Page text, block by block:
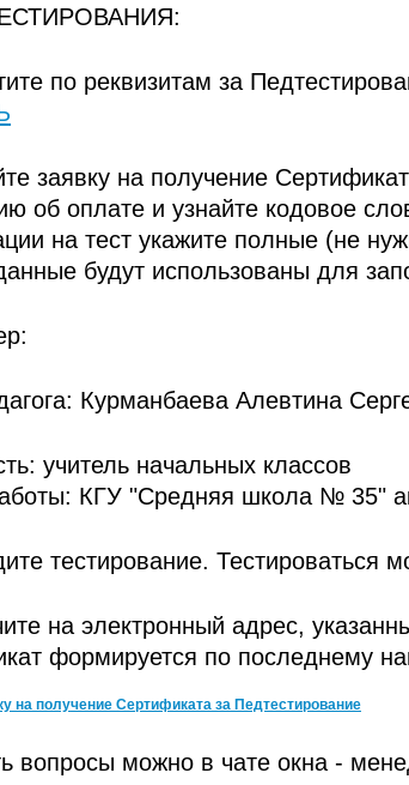
по реквизитам за
заявку на получение
об оплате и узнайте кодовое
на тест укажите полные (не
будут использованы для
Курманбаева Алевтина
учитель начальных классов
КГУ "Средняя школа № 35"
тестирование. Тестироваться
на электронный адрес,
формируется по последнему
на получение Сертификата за Педтестирование
вопросы можно в чате окна -